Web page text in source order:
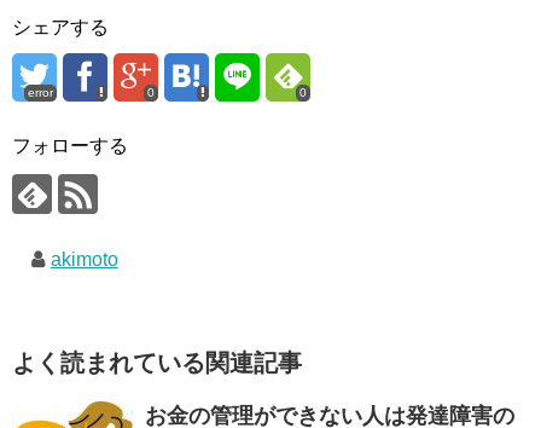
シェアする
error 0 0
フォローする
akimoto
よく読まれている関連記事
お金の管理ができない人は発達障害の